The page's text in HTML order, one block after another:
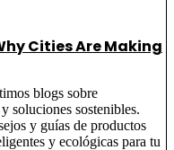
Cities Are Making
blogs sobre
soluciones sostenibles.
y guías de productos
y ecológicas para tu